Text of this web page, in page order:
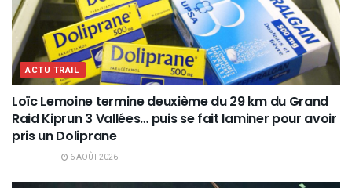
ACTU TRAIL
Loïc Lemoine termine deuxième du 29 km du Grand
Raid Kiprun 3 Vallées… puis se fait laminer pour avoir
pris un Doliprane
6 AOÛT 2026